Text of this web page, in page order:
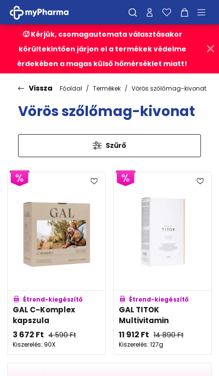
🥵 Kérjük, csomagautomata választásakor
körültekintően járjon el a termékek védelme
érdekében a magas külső hőmérséklet miatt!
Vissza Főoldal Termékek Vörös szőlőmag-kivonat
Vörös szőlőmag-kivonat
Szűrő
Étrend-kiegészítő
GAL C-Komplex
kapszula
3 672 Ft 4 590Ft
Kiszerelés: 90X
Étrend-kiegészítő
GAL TITOK
Multivitamin
11 912 Ft 14 890Ft
Kiszerelés: 127g